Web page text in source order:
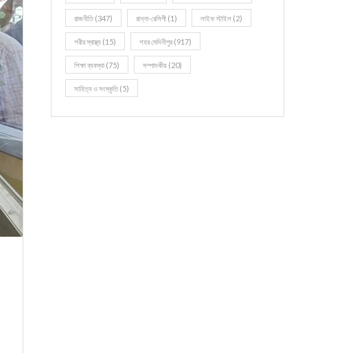
রাজনীতি(347) রান্না-রেসিপী (1) লাইফ স্টাইল (2)
শরীর স্বাস্থ্য (15) শহর মেদিনীপুর (917)
শিক্ষা ব্যবস্থা (75) সম্পাদকীয় (20)
সাহিত্য ও সংস্কৃতি(5)